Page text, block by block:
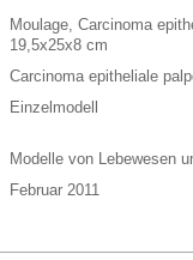
Moulage, Carcinoma
19,5x25x8 cm
Carcinoma epitheliale
Einzelmodell
Modelle von Lebewesen
Februar 2011